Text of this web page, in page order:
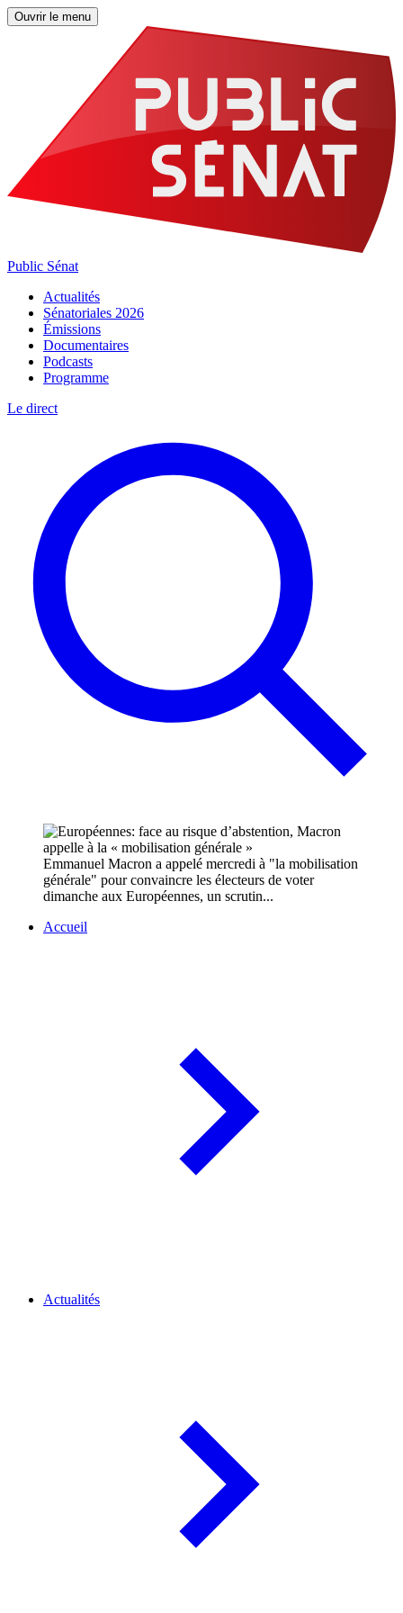
Ouvrir le menu
Public Sénat
Actualités
Sénatoriales 2026
Émissions
Documentaires
Podcasts
Programme
Le direct
Emmanuel Macron a appelé mercredi à "la mobilisation
générale" pour convaincre les électeurs de voter
dimanche aux Européennes, un scrutin...
Accueil
Actualités